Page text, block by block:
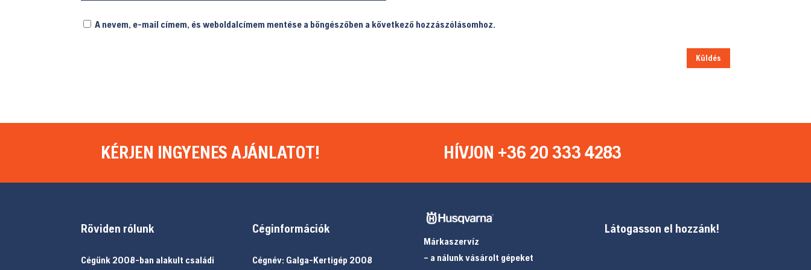
A nevem, e-mail címem, és weboldalcímem mentése a böngészőben a következő hozzászólásomhoz.
Küldés
KÉRJEN INGYENES AJÁNLATOT! HÍVJON +36 20 333 4283
Röviden rólunk
Cégünk 2008-ban alakult családi
Céginformációk
Cégnév: Galga-Kertigép 2008
Márkaszervíz
– a nálunk vásárolt gépeket
Látogasson el hozzánk!